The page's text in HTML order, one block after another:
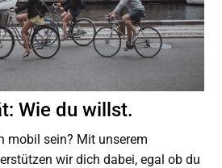
Wie du willst.
mobil sein? Mit unserem
wir dich dabei, egal ob du